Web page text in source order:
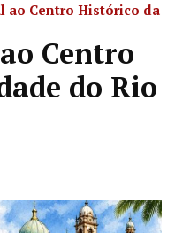
ao Centro Histórico da
Centro
do Rio